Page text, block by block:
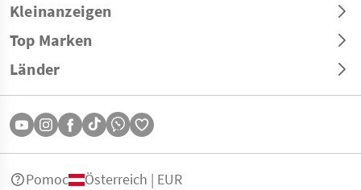
Kleinanzeigen
Top Marken
Länder
Pomoc Österreich | EUR